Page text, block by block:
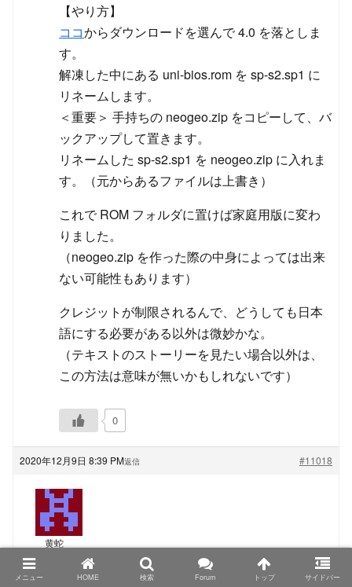
【やり方】
ココからダウンロードを選んで 4.0 を落としま
す。
解凍した中にある uni-bios.rom を sp-s2.sp1 に
リネームします。
＜重要＞ 手持ちの neogeo.zip をコピーして、バ
ックアップして置きます。
リネームした sp-s2.sp1 を neogeo.zip に入れま
す。（元からあるファイルは上書き）
これで ROM フォルダに置けば家庭用版に変わ
りました。
（neogeo.zip を作った際の中身によっては出来
ない可能性もあります）
クレジットが制限されるんで、どうしても日本
語にする必要がある以外は微妙かな。
（テキストのストーリーを見たい場合以外は、
この方法は意味が無いかもしれないです）
0
2020年12月9日 8:39 PM #11018
返信
黄蛇
TRIMUI Model S、PowKiddyさん名義の物もシタンさ
メニュー HOME 検索 Forum トップ サイドバー